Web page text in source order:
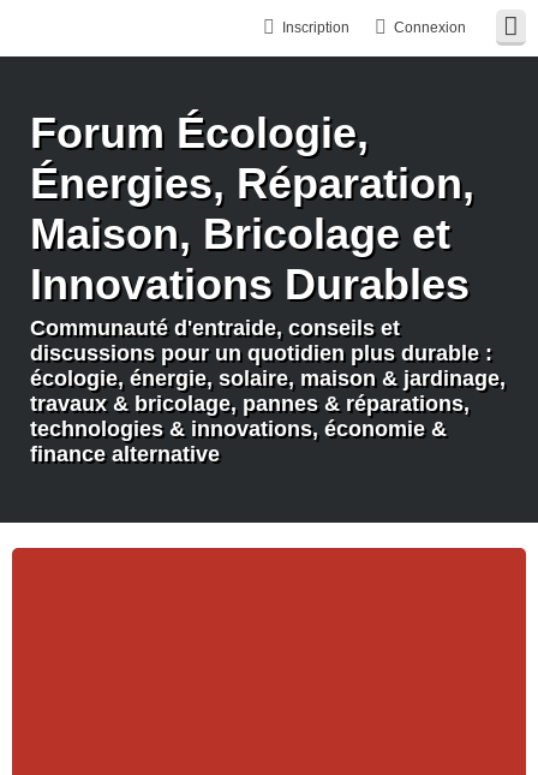
Connexion
Inscription
Forum Écologie,
Énergies, Réparation,
Maison, Bricolage et
Innovations Durables
Communauté d'entraide, conseils et
discussions pour un quotidien plus durable :
écologie, énergie, solaire, maison & jardinage,
travaux & bricolage, pannes & réparations,
technologies & innovations, économie &
finance alternative